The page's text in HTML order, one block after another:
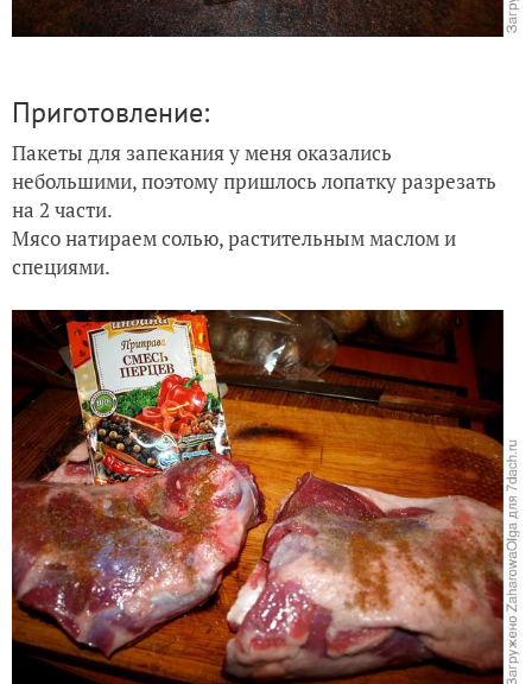
Приготовление:
Пакеты для запекания у меня оказались
небольшими, поэтому пришлось лопатку разрезать
на 2 части.
Мясо натираем солью, растительным маслом и
специями.